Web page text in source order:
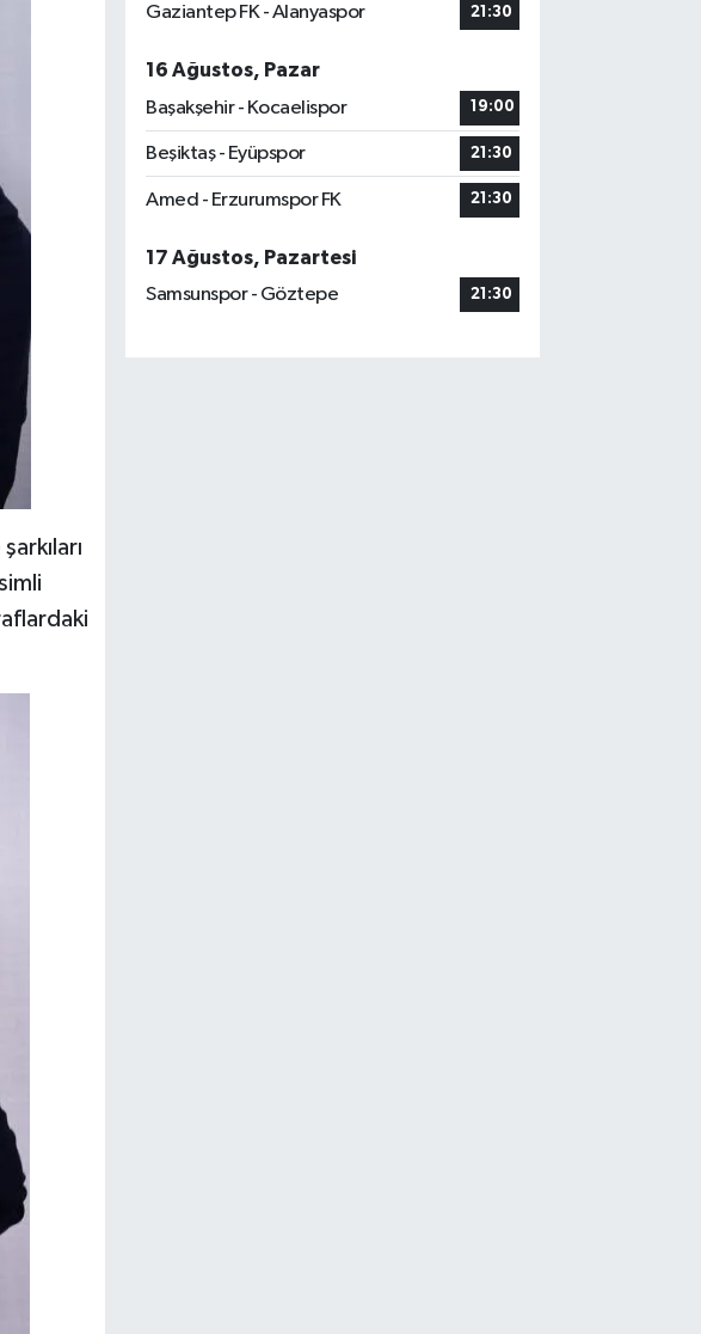
Gaziantep FK - Alanyaspor 21:30
16 Ağustos, Pazar
Başakşehir - Kocaelispor
19:00
Beşiktaş - Eyüpspor 21:30
Amed - Erzurumspor FK 21:30
17 Ağustos, Pazartesi
Samsunspor - Göztepe
21:30